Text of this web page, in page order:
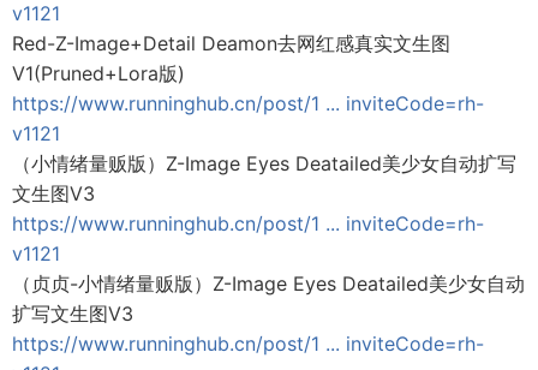
v1121
Red-Z-Image+Detail Deamon去网红感真实文生图
V1(Pruned+Lora版)
https://www.runninghub.cn/post/1 ... inviteCode=rh-
v1121
（小情绪量贩版）Z-Image Eyes Deatailed美少女自动扩写
文生图V3
https://www.runninghub.cn/post/1 ... inviteCode=rh-
v1121
（贞贞-小情绪量贩版）Z-Image Eyes Deatailed美少女自动
扩写文生图V3
https://www.runninghub.cn/post/1 ... inviteCode=rh-